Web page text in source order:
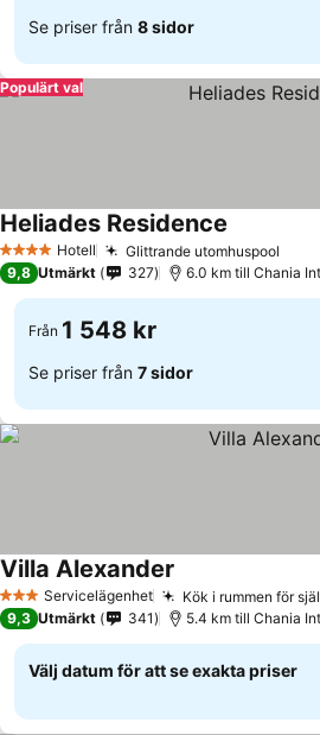
Se priser från 8 sidor
Populärt val
4 StjärnorHotell Glittrande utomhuspool
Heliades Residence
9,8 Utmärkt 327 6.0 km till Chania
Från 1 548 kr
Se priser från 7 sidor
3 StjärnorServicelägenhet Kök i rummen för
Villa Alexander
9,3 Utmärkt 341 5.4 km till Chania
Välj datum för att se exakta priser